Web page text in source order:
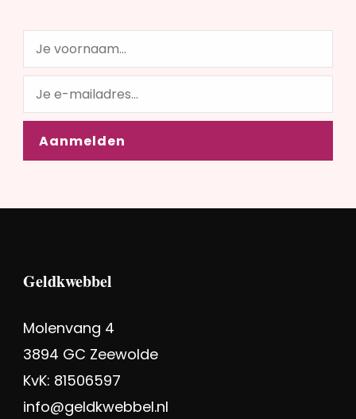
Geldkwebbel
Molenvang 4
3894 GC Zeewolde
KvK: 81506597
info@geldkwebbel.nl